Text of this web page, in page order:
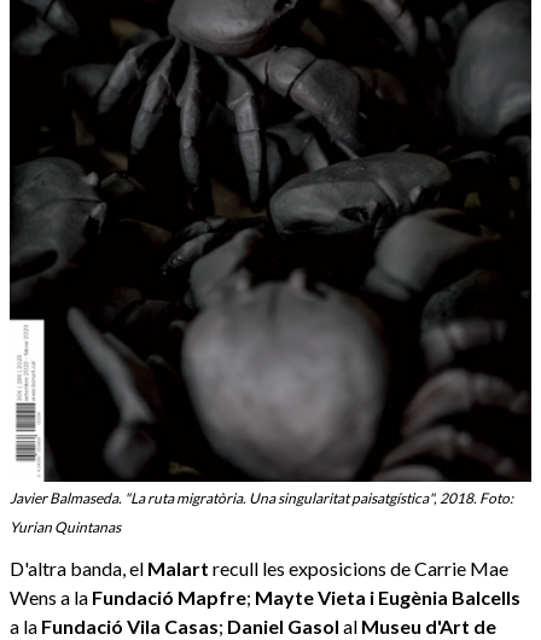
Javier Balmaseda. "La ruta migratòria. Una singularitat paisatgística", 2018. Foto:
Yurian Quintanas
D'altra banda, el Malart recull les exposicions de Carrie Mae
Wens a la Fundació Mapfre; Mayte Vieta i Eugènia Balcells
a la Fundació Vila Casas; Daniel Gasol al Museu d'Art de